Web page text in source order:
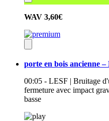
WAV 3,60€
porte en bois ancienne –
00:05 - LESF | Bruitage
fermeture avec impact
basse